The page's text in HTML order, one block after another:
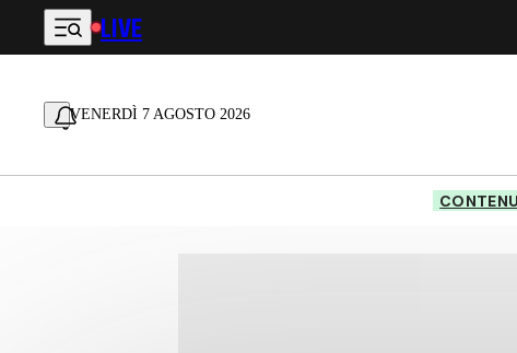
Vai al contenuto principale
LIVE
VENERDÌ 7 AGOSTO 2026